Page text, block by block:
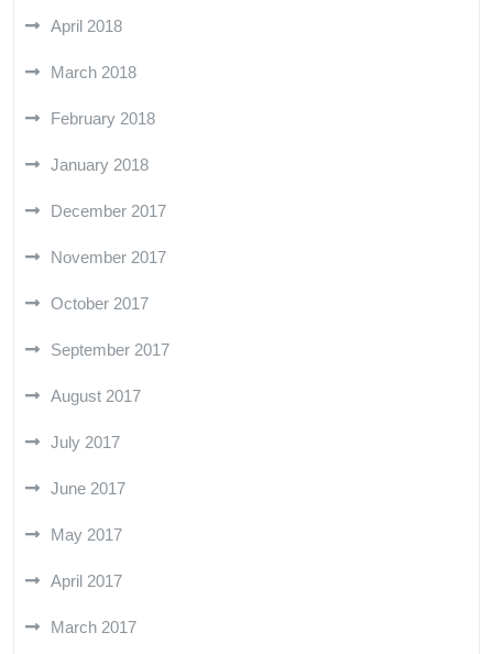
April 2018
March 2018
February 2018
January 2018
December 2017
November 2017
October 2017
September 2017
August 2017
July 2017
June 2017
May 2017
April 2017
March 2017